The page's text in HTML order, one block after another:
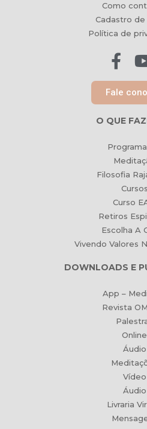
Como
Cadastro de
Política de
Fale
O QUE
Filosofia
Cursos
Curso
Retiros
Escolha A
Vivendo Valores
DOWNLOADS E
App –
Revista
Online
Áudio
Vídeo
Áudio
Livraria